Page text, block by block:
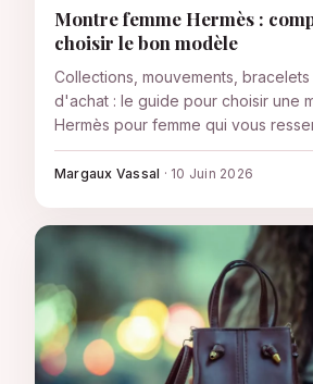
Montre femme Hermès :
choisir le bon modèle
Collections, mouvements,
d'achat : le guide pour choisir une
Hermès pour femme qui vous
Margaux Vassal · 10 Juin 2026